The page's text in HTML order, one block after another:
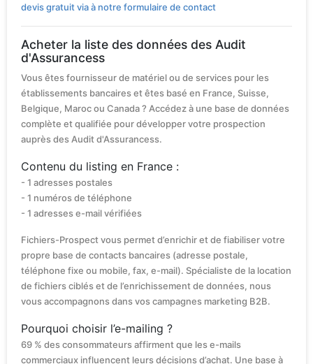
devis gratuit via à notre formulaire de contact
Acheter la liste des données des Audit
d'Assurancess
Vous êtes fournisseur de matériel ou de services pour les
établissements bancaires et êtes basé en France, Suisse,
Belgique, Maroc ou Canada ? Accédez à une base de données
complète et qualifiée pour développer votre prospection
auprès des Audit d'Assurancess.
Contenu du listing en France :
- 1 adresses postales
- 1 numéros de téléphone
- 1 adresses e-mail vérifiées
Fichiers-Prospect vous permet d’enrichir et de fiabiliser votre
propre base de contacts bancaires (adresse postale,
téléphone fixe ou mobile, fax, e-mail). Spécialiste de la location
de fichiers ciblés et de l’enrichissement de données, nous
vous accompagnons dans vos campagnes marketing B2B.
Pourquoi choisir l’e-mailing ?
69 % des consommateurs affirment que les e-mails
commerciaux influencent leurs décisions d’achat. Une base à